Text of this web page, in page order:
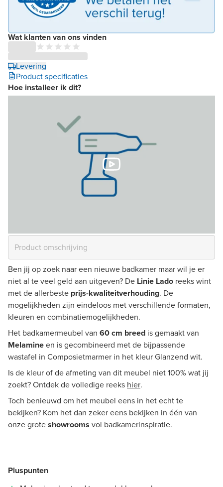
Wat klanten van ons vinden
Levering
Product specificaties
Hoe installeer ik dit?
Ben jij op zoek naar een nieuwe badkamer maar wil je er
niet al te veel geld aan uitgeven? De Linie Lado reeks wint
met de allerbeste prijs-kwaliteitverhouding. De
mogelijkheden zijn eindeloos met verschillende formaten,
kleuren en combinatiemogelijkheden.
Het badkamermeubel van 60 cm breed is gemaakt van
Melamineen is gecombineerd met de bijpassende
wastafel in Composietmarmer in het kleur Glanzend wit.
Is de kleur of de afmeting van dit meubel niet 100% wat jij
zoekt? Ontdek de volledige reeks hier.
Toch benieuwd om het meubel eens in het echt te
bekijken? Kom het dan zeker eens bekijken in één van
onze groteshowrooms vol badkamerinspiratie.
Pluspunten